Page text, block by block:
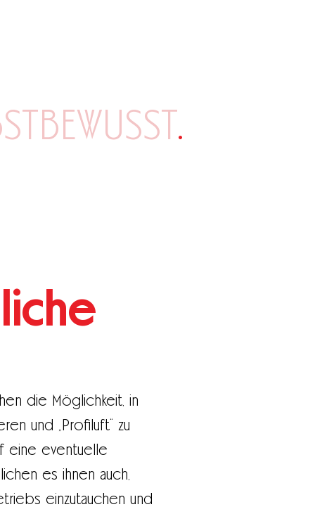
.
die Möglichkeit, in
und „Profiluft“ zu
eine eventuelle
es ihnen auch,
einzutauchen und